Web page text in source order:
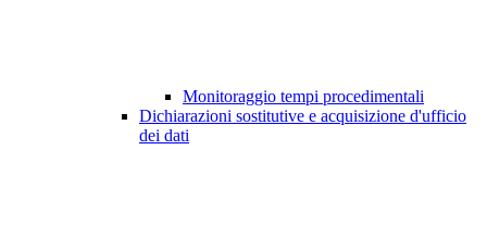
Monitoraggio tempi procedimentali
Dichiarazioni sostitutive e acquisizione d'ufficio
dei dati